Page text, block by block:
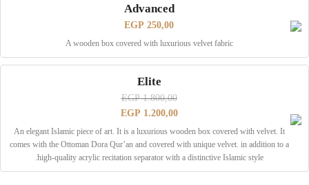
Advanced
250,00
EGP
A wooden box covered with luxurious velvet fabric
Elite
1.800,00
EGP
1.200,00
EGP
An elegant Islamic piece of art. It is a luxurious wooden box covered with velvet. It
comes with the Ottoman Dora Qur’an and covered with unique velvet. in addition to a
high-quality acrylic recitation separator with a distinctive Islamic style.